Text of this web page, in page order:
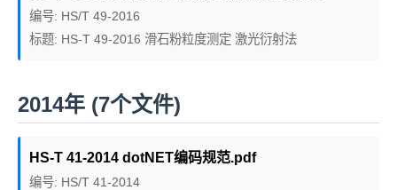
编号: HS/T 49-2016
标题: HS-T 49-2016 滑石粉粒度测定 激光衍射法
2014年 (7个文件)
HS-T 41-2014 dotNET编码规范.pdf
编号: HS/T 41-2014